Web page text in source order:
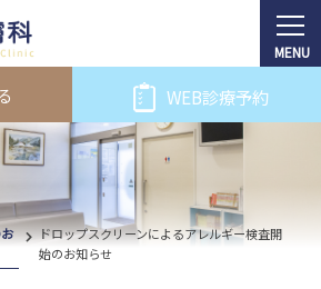
WEB診療予約
ドロップスクリーンによるアレルギー検査開
始のお知らせ